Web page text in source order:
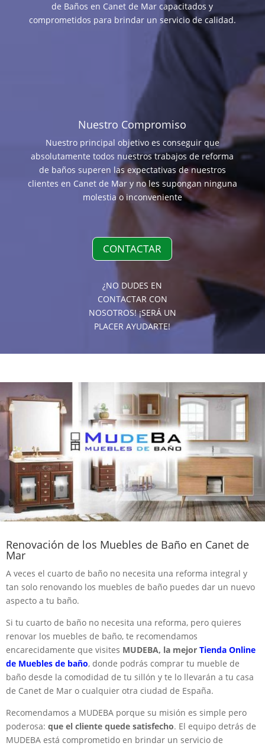
de Baños en Canet de Mar capacitados y
comprometidos para brindar un servicio de calidad.
Nuestro Compromiso
Nuestro principal objetivo es conseguir que
absolutamente todos nuestros trabajos de reforma
de baños superen las expectativas de nuestros
clientes en Canet de Mar y no les supongan ninguna
molestia o inconveniente
CONTACTAR
¿NO DUDES EN
CONTACTAR CON
NOSOTROS! ¡SERÁ UN
PLACER AYUDARTE!
Renovación de los Muebles de Baño en Canet de
Mar
A veces el cuarto de baño no necesita una reforma integral y
tan solo renovando los muebles de baño puedes dar un nuevo
aspecto a tu baño.
Si tu cuarto de baño no necesita una reforma, pero quieres
renovar los muebles de baño, te recomendamos
encarecidamente que visites MUDEBA, la mejor Tienda Online
de Muebles de baño, donde podrás comprar tu mueble de
baño desde la comodidad de tu sillón y te lo llevarán a tu casa
de Canet de Mar o cualquier otra ciudad de España.
Recomendamos a MUDEBA porque su misión es simple pero
poderosa: que el cliente quede satisfecho. El equipo detrás de
MUDEBA está comprometido en brindar un servicio de